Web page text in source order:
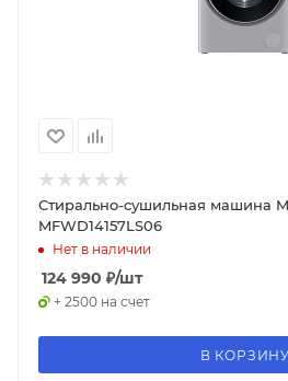
Стирально-сушильная машина
MFWD14157LS06
Нет в наличии
124 990 ₽/шт
+ 2500 на счет
В КОРЗИНУ